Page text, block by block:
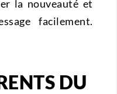
la nouveauté et
facilement.
DU